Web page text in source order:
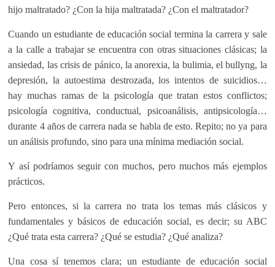
hijo maltratado? ¿Con la hija maltratada? ¿Con el maltratador?
Cuando un estudiante de educación social termina la carrera y sale
a la calle a trabajar se encuentra con otras situaciones clásicas; la
ansiedad, las crisis de pánico, la anorexia, la bulimia, el bullyng, la
depresión, la autoestima destrozada, los intentos de suicidios…
hay muchas ramas de la psicología que tratan estos conflictos;
psicología cognitiva, conductual, psicoanálisis, antipsicología…
durante 4 años de carrera nada se habla de esto. Repito; no ya para
un análisis profundo, sino para una mínima mediación social.
Y así podríamos seguir con muchos, pero muchos más ejemplos
prácticos.
Pero entonces, si la carrera no trata los temas más clásicos y
fundamentales y básicos de educación social, es decir; su ABC
¿Qué trata esta carrera? ¿Qué se estudia? ¿Qué analiza?
Una cosa sí tenemos clara; un estudiante de educación social